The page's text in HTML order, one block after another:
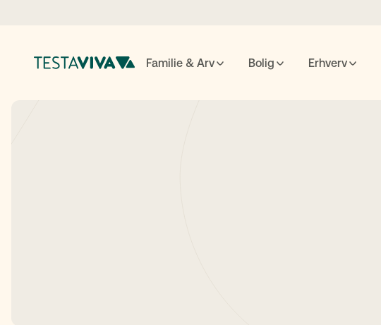
Familie & Arv Bolig Erhverv